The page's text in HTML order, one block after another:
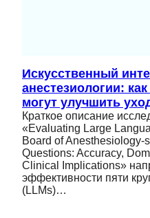
Искусственный
анестезиологии:
могут улучшить
Краткое описание
«Evaluating Large
Board of Anesthesiology-
Questions: Accuracy,
Clinical Implications»
эффективности пяти
(LLMs)…